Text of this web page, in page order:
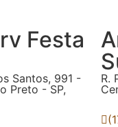
Festa
Santos, 991 -
Preto - SP,
R.